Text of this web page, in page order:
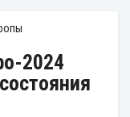
2024